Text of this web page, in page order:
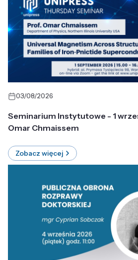
03/08/2026
Seminarium Instytutowe - 1
Omar Chmaissem
Zobacz więcej